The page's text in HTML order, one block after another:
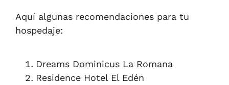
Aquí algunas recomendaciones para tu
hospedaje:
Dreams Dominicus La Romana
Residence Hotel El Edén